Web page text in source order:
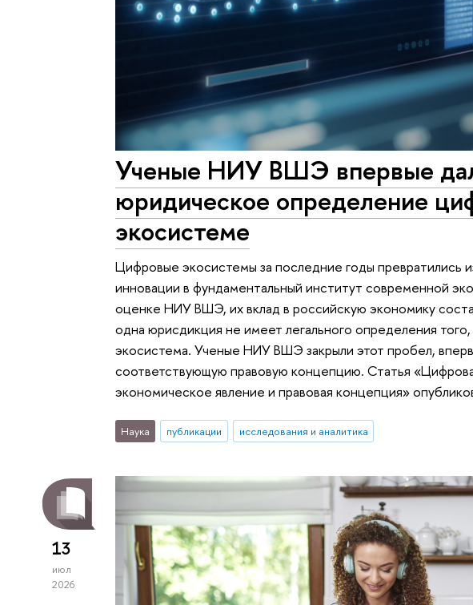
Ученые НИУ ВШЭ впервые
юридическое определение
экосистеме
Цифровые экосистемы за последние годы превратились
инновации в фундаментальный институт современной
оценке НИУ ВШЭ, их вклад в российскую экономику
одна юрисдикция не имеет легального определения
экосистема. Ученые НИУ ВШЭ закрыли этот пробел,
соответствующую правовую концепцию. Статья
экономическое явление и правовая концепция»
Наука публикации исследования и аналитика
13
июл
2026